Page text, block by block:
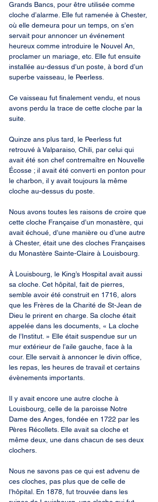
Grands Bancs, pour être utilisée comme
cloche d’alarme. Elle fut ramenée à Chester,
où elle demeura pour un temps, on s’en
servait pour annoncer un événement
heureux comme introduire le Nouvel An,
proclamer un mariage, etc. Elle fut ensuite
installée au-dessus d’un poste, à bord d’un
superbe vaisseau, le Peerless.
Ce vaisseau fut finalement vendu, et nous
avons perdu la trace de cette cloche par la
suite.
Quinze ans plus tard, le Peerless fut
retrouvé à Valparaiso, Chili, par celui qui
avait été son chef contremaître en Nouvelle
Écosse ; il avait été converti en ponton pour
le charbon, il y avait toujours la même
cloche au-dessus du poste.
Nous avons toutes les raisons de croire que
cette cloche Française d’un monastère, qui
avait échoué, d’une manière ou d’une autre
à Chester, était une des cloches Françaises
du Monastère Sainte-Claire à Louisbourg.
À Louisbourg, le King’s Hospital avait aussi
sa cloche. Cet hôpital, fait de pierres,
semble avoir été construit en 1716, alors
que les Frères de la Charité de St-Jean de
Dieu le prirent en charge. Sa cloche était
appelée dans les documents, « La cloche
de l’Institut. » Elle était suspendue sur un
mur extérieur de l’aile gauche, face à la
cour. Elle servait à annoncer le divin office,
les repas, les heures de travail et certains
évènements importants.
Il y avait encore une autre cloche à
Louisbourg, celle de la paroisse Notre
Dame des Anges, fondée en 1722 par les
Pères Récollets. Elle avait sa cloche et
même deux, une dans chacun de ses deux
clochers.
Nous ne savons pas ce qui est advenu de
ces cloches, pas plus que de celle de
l’hôpital. En 1878, fut trouvée dans les